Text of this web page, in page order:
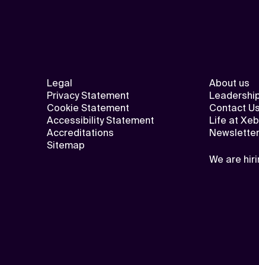
Legal
Privacy Statement
Cookie Statement
Accessibility Statement
Accreditations
Sitemap
About us
Contact Us
Life at
We are